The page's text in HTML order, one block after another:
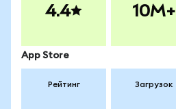
4.4 10M+
App Store
Рейтинг Загрузок